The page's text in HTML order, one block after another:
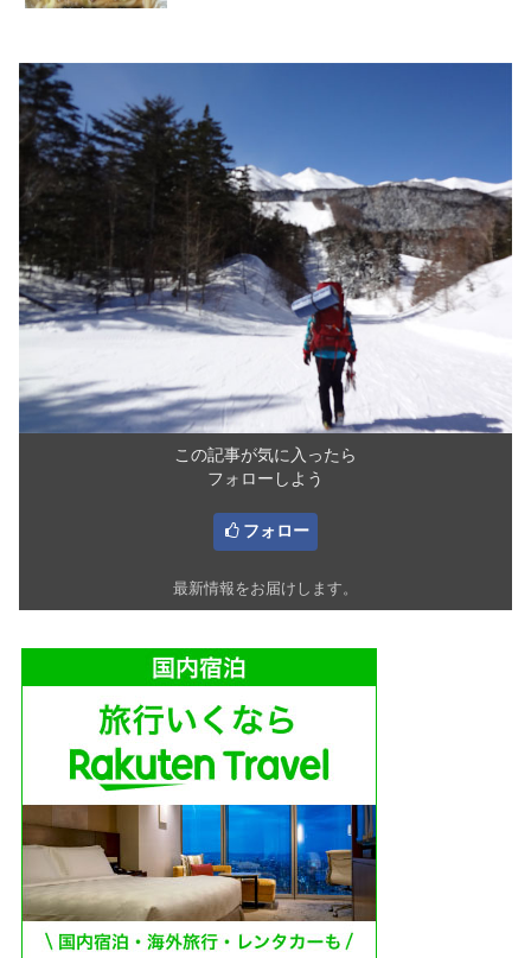
この記事が気に入ったら
フォローしよう
フォロー
最新情報をお届けします。